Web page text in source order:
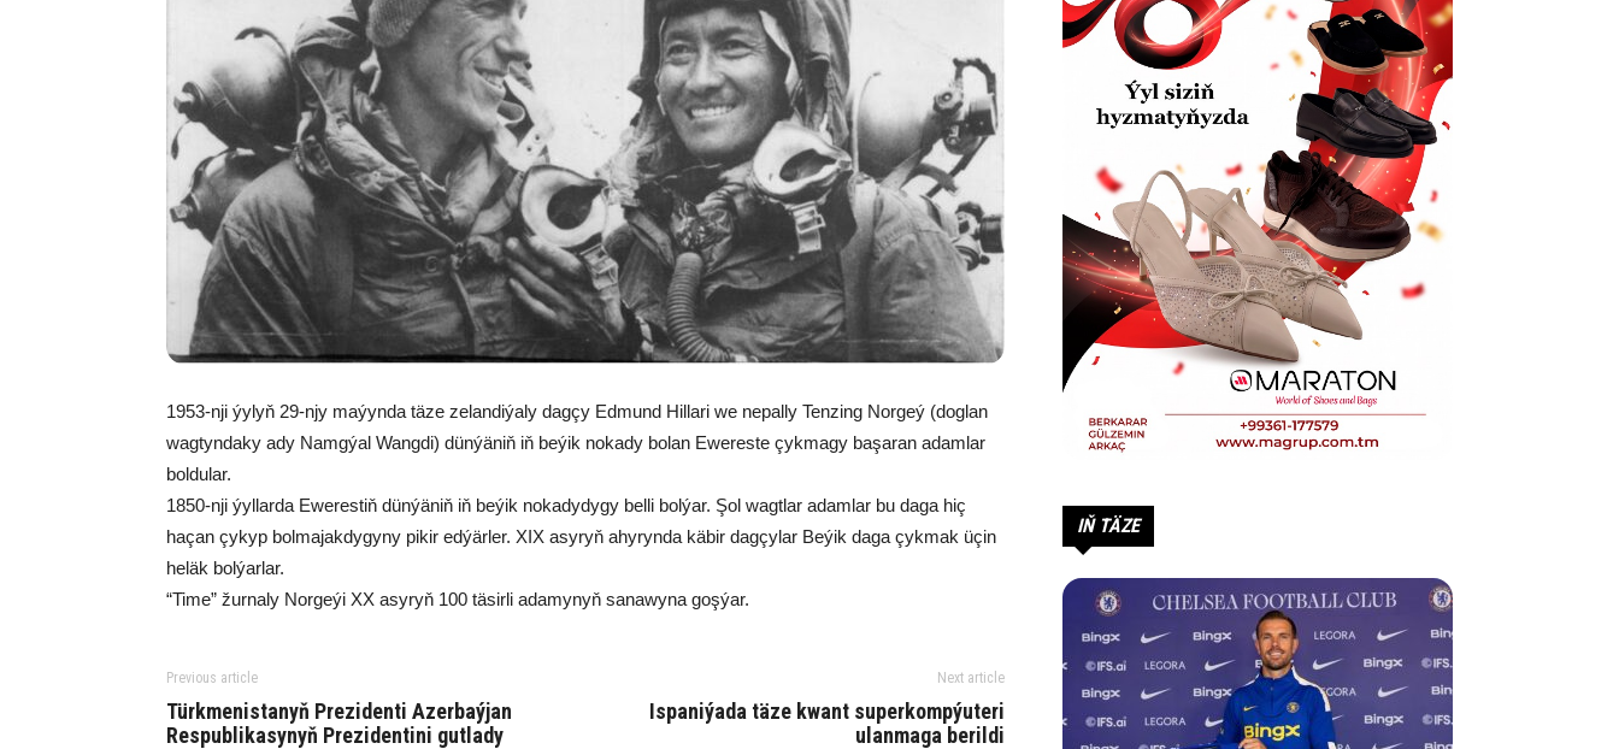
1953-nji ýylyň 29-njy maýynda täze zelandiýaly dagçy Edmund Hillari we nepally Tenzing Norgeý (doglan
wagtyndaky ady Namgýal Wangdi) dünýäniň iň beýik nokady bolan Ewereste çykmagy başaran adamlar
boldular.
1850-nji ýyllarda Ewerestiň dünýäniň iň beýik nokadydygy belli bolýar. Şol wagtlar adamlar bu daga hiç
haçan çykyp bolmajakdygyny pikir edýärler. XIX asyryň ahyrynda käbir dagçylar Beýik daga çykmak üçin
heläk bolýarlar.
“Time” žurnaly Norgeýi XX asyryň 100 täsirli adamynyň sanawyna goşýar.
Previous article
Türkmenistanyň Prezidenti Azerbaýjan
Respublikasynyň Prezidentini gutlady
Next article
Ispaniýada täze kwant superkompýuteri
ulanmaga berildi
IŇ TÄZE